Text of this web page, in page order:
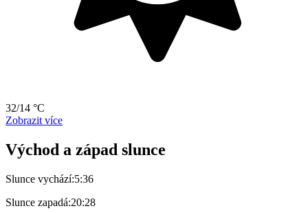
32/14 °C
Zobrazit více
Východ a západ slunce
Slunce vychází:5:36
Slunce zapadá:20:28